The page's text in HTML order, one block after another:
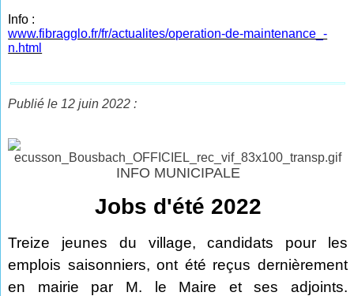
Info :
www.fibragglo.fr/fr/actualites/operation-de-maintenance_-
n.html
Publié le 12 juin 2022 :
INFO MUNICIPALE
Jobs d'été 2022
Treize jeunes du village, candidats pour les
emplois saisonniers, ont été reçus dernièrement
en mairie par M. le Maire et ses adjoints.